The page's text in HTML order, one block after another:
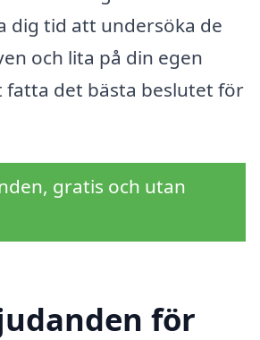
dig tid att undersöka de
och lita på din egen
fatta det bästa beslutet för
gratis och utan
för